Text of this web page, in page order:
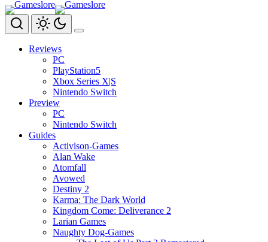
Zum
Inhalt
springen
Reviews
PC
PlayStation5
Xbox Series X|S
Nintendo Switch
Preview
PC
Nintendo Switch
Guides
Activison-Games
Alan Wake
Atomfall
Avowed
Destiny 2
Karma: The Dark World
Kingdom Come: Deliverance 2
Larian Games
Naughty Dog-Games